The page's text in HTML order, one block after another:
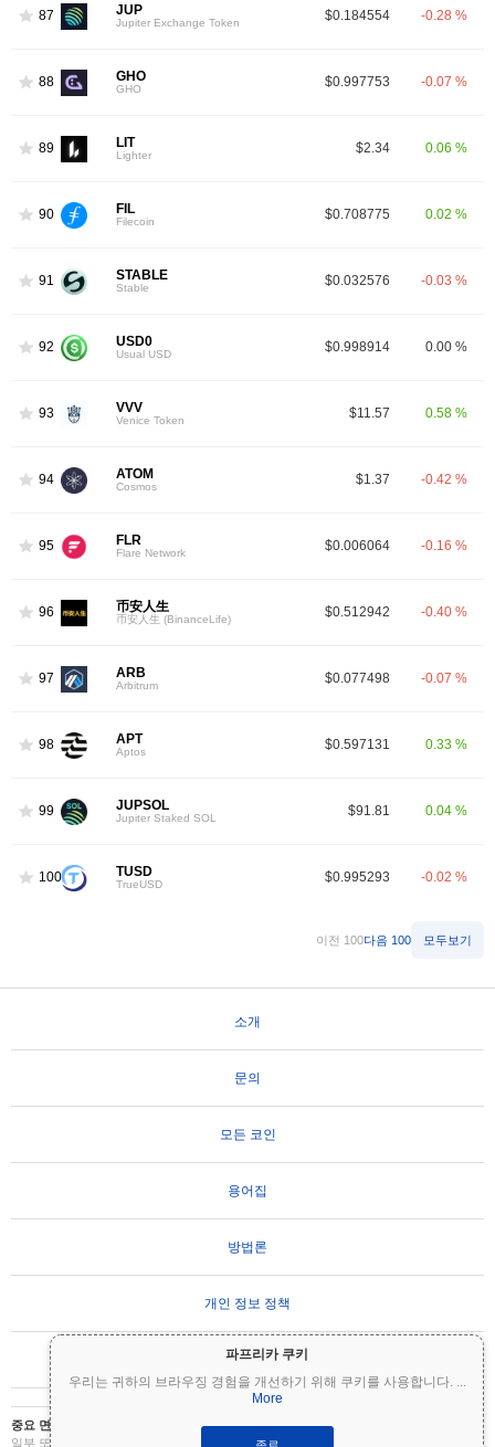
파프리카 쿠키
우리는 귀하의 브라우징 경험을 개선하기 위해 쿠키를 사용합니다. ...
More
종료
87 JUP
Jupiter Exchange Token $0.184554 -0.28 %
88 GHO
GHO $0.997753 -0.07 %
89 LIT
Lighter $2.34 0.06 %
90 FIL
Filecoin $0.708775 0.02 %
91 STABLE
Stable $0.032576 -0.03 %
92 USD0
Usual USD $0.998914 0.00 %
93 VVV
Venice Token $11.57 0.58 %
94 ATOM
Cosmos $1.37 -0.42 %
95 FLR
Flare Network $0.006064 -0.16 %
96 币安人生
币安人生 (BinanceLife) $0.512942 -0.40 %
97 ARB
Arbitrum $0.077498 -0.07 %
98 APT
Aptos $0.597131 0.33 %
99 JUPSOL
Jupiter Staked SOL $91.81 0.04 %
100 TUSD
TrueUSD $0.995293 -0.02 %
이전 100다음 100 모두보기
소개
문의
모든 코인
용어집
방법론
개인 정보 정책
사용 약관
중요 면책 조항:
암호화폐는 변동성이 매우 높으며 상당한 위험을 수반합니다. 투자금의
일부 또는 전부를 잃을 수 있습니다. Coinpaprika의 모든 정보는 정보 제공 목적으로만 제